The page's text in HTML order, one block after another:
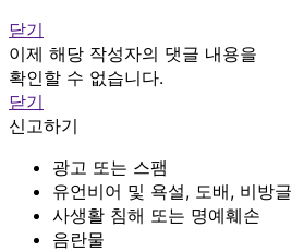
닫기
이제 해당 작성자의 댓글 내용을
확인할 수 없습니다.
닫기
신고하기
광고 또는 스팸
유언비어 및 욕설, 도배, 비방글
사생활 침해 또는 명예훼손
음란물